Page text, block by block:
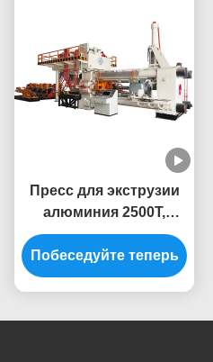
Пресс для экструзии
алюминия 2500T,
высокопроизводительный
для экструзии
алюминиевого
Побеседуйте теперь